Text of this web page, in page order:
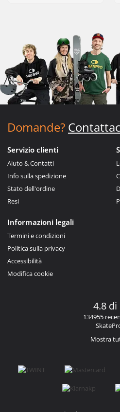
Domande?
Servizio clienti
Aiuto & Contatti
Info sulla spedizione
Stato dell'ordine
Resi
Informazioni legali
Termini e condizioni
Politica sulla privacy
Accessibilità
Modifica cookie
4.8 di
134955
Mostra